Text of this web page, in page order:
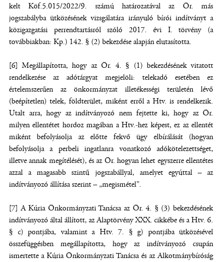
kelt Köf.5.015/2022/9. számú határozatával az Ör. más
jogszabályba ütközésének vizsgálatára irányuló bírói indítványt a
közigazgatási perrendtartásról szóló 2017. évi I. törvény (a
továbbiakban: Kp.) 142. § (2) bekezdése alapján elutasította.
[6] Megállapította, hogy az Ör. 4. § (1) bekezdésének vitatott
rendelkezése az adótárgyat megjelöli: telekadó esetében ez
értelemszerűen az önkormányzat illetékességi területén lévő
(beépítetlen) telek, földterület, miként erről a Htv. is rendelkezik.
Utalt arra, hogy az indítványozó nem fejtette ki, hogy az Ör.
milyen ellentétet hordoz magában a Htv.-hez képest, ez az ellentét
miként befolyásolja az előtte fekvő ügy elbírálását (hogyan
befolyásolja a perbeli ingatlanra vonatkozó adókötelezettséget,
illetve annak megítélését), és az Ör. hogyan lehet egyszerre ellentétes
azzal a magasabb szintű jogszabállyal, amelyet egyúttal – az
indítványozó állítása szerint – „megismétel”.
[7] A Kúria Önkormányzati Tanácsa az Ör. 4. § (3) bekezdésének
indítványozó által állított, az Alaptörvény XXX. cikkébe és a Htv. 6.
§ c) pontjába, valamint a Htv. 7. § g) pontjába ütközésével
összefüggésben megállapította, hogy az indítványozó csupán
ismertette a Kúria Önkormányzati Tanácsa és az Alkotmánybíróság